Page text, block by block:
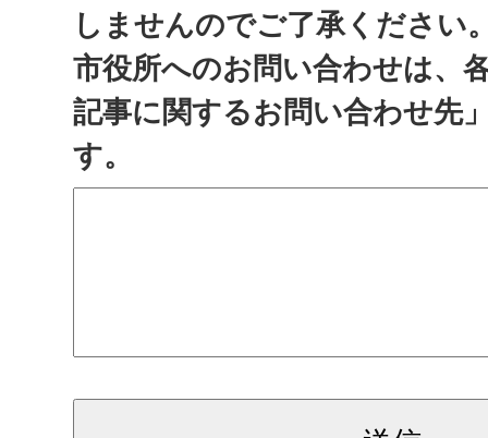
しませんのでご了承ください
市役所へのお問い合わせは、
記事に関するお問い合わせ先
す。